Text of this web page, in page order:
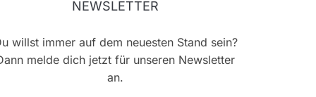
NEWSLETTER
willst immer auf dem neuesten Stand sein?
melde dich jetzt für unseren Newsletter
an.